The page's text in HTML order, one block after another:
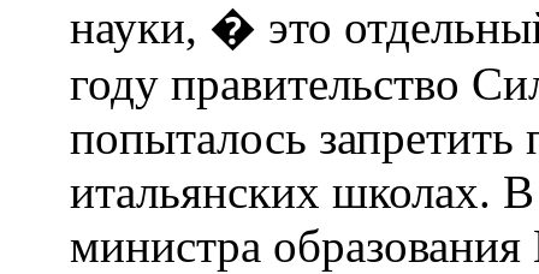
науки, � это
году правительство
попыталось
итальянских школах.
министра